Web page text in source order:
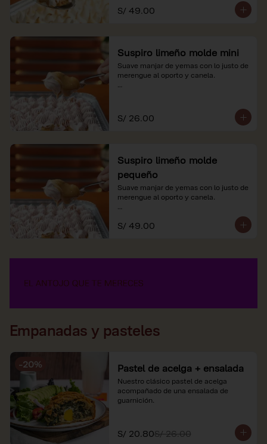
soles e incluyen impuestos de ley y
recargo al consumo.
S/ 49.00
Suspiro limeño molde mini
Suave manjar de yemas con lo justo de
merengue al oporto y canela.
S/ 26.00
Suspiro limeño molde
pequeño
Suave manjar de yemas con lo justo de
merengue al oporto y canela.
*Nuestros precios están expresados en
soles e incluyen impuestos de ley y
S/ 49.00
Empanadas y pasteles
-20% Pastel de acelga + ensalada
Nuestro clásico pastel de acelga
acompañado de una ensalada de
guarnición.
S/ 20.80S/ 26.00